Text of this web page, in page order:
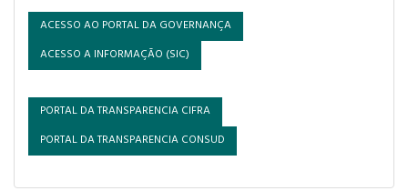
ACESSO AO PORTAL DA GOVERNANÇA
ACESSO A INFORMAÇÃO (SIC)
PORTAL DA TRANSPARENCIA CIFRA
PORTAL DA TRANSPARENCIA CONSUD